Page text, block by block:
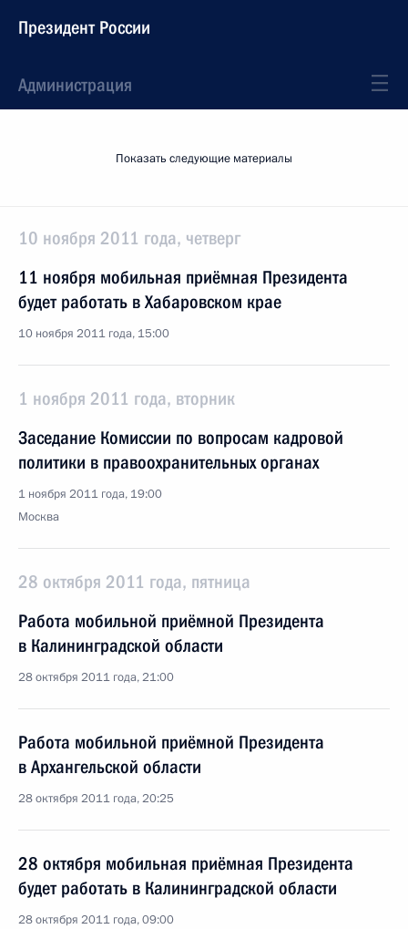
Президент России
Администрация
Показать следующие материалы
10 ноября 2011 года, четверг
11 ноября мобильная приёмная Президента
будет работать в Хабаровском крае
10 ноября 2011 года, 15:00
1 ноября 2011 года, вторник
Заседание Комиссии по вопросам кадровой
политики в правоохранительных органах
1 ноября 2011 года, 19:00
Москва
28 октября 2011 года, пятница
Работа мобильной приёмной Президента
в Калининградской области
28 октября 2011 года, 21:00
Работа мобильной приёмной Президента
в Архангельской области
28 октября 2011 года, 20:25
28 октября мобильная приёмная Президента
будет работать в Калининградской области
28 октября 2011 года, 09:00